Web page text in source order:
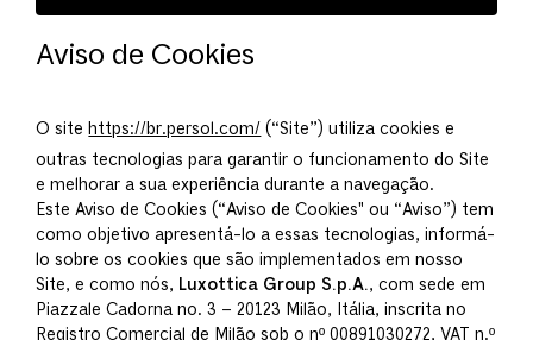
Quem somos
Política de devolução
Termos de uso
Aviso de Cookies
O site https://br.persol.com/ (“Site”) utiliza cookies e
outras tecnologias para garantir o funcionamento do Site
e melhorar a sua experiência durante a navegação.
Este Aviso de Cookies (“Aviso de Cookies" ou “Aviso”) tem
como objetivo apresentá-lo a essas tecnologias, informá-
lo sobre os cookies que são implementados em nosso
Site, e como nós, Luxottica Group S.p.A., com sede em
Piazzale Cadorna no. 3 – 20123 Milão, Itália, inscrita no
Registro Comercial de Milão sob o nº 00891030272, VAT n.º